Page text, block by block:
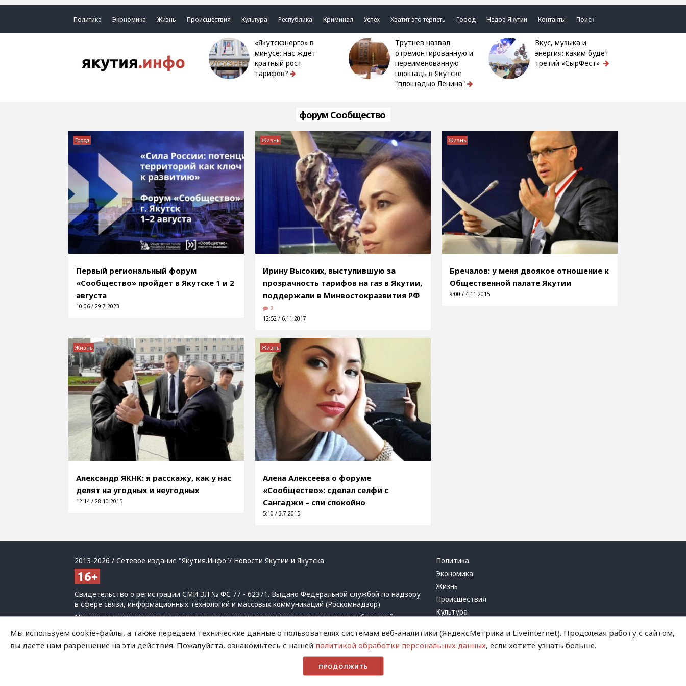
Политика Экономика Жизнь Происшествия Культура Республика Криминал Успех Хватит это терпеть Город Недра Якутии Контакты Поиск
«Якутскэнерго» в
минусе: нас ждёт
кратный рост
тарифов?
Трутнев назвал
отремонтированную и
переименованную
площадь в Якутске
"площадью Ленина"
Вкус, музыка и
энергия: каким будет
третий «СырФест»
форум Сообщество
Первый региональный форум
«Сообщество» пройдет в Якутске 1 и 2
августа
10:06 / 29.7.2023
Город
Ирину Высоких, выступившую за
прозрачность тарифов на газ в Якутии,
поддержали в Минвостокразвития РФ
2
12:52 / 6.11.2017
Жизнь
Бречалов: у меня двоякое отношение к
Общественной палате Якутии
9:00 / 4.11.2015
Жизнь
Александр ЯКНК: я расскажу, как у нас
делят на угодных и неугодных
12:14 / 28.10.2015
Жизнь
Алена Алексеева о форуме
«Сообщество»: сделал селфи c
Сангаджи – спи спокойно
5:10 / 3.7.2015
Жизнь
2013-2026 / Сетевое издание "Якутия.Инфо"/ Новости Якутии и Якутска
Свидетельство о регистрации СМИ ЭЛ № ФС 77 - 62371. Выдано Федеральной службой по надзору
в сфере связи, информационных технологий и массовых коммуникаций (Роскомнадзор)
Мнение редакции может не совпадать с мнением отдельных авторов и героев публикаций.
При использовании материалов обязательна активная ссылка на сайт.
Политика обработки персональных данных
запрещенных организаций
Политика
Экономика
Жизнь
Происшествия
Культура
Криминал
Успех
Мы используем cookie-файлы, а также передаем технические данные о пользователях системам веб-аналитики (ЯндексМетрика и Liveinternet). Продолжая работу с сайтом,
вы даете нам разрешение на эти действия. Пожалуйста, ознакомьтесь с нашей политикой обработки персональных данных, если хотите узнать больше.
ПРОДОЛЖИТЬ